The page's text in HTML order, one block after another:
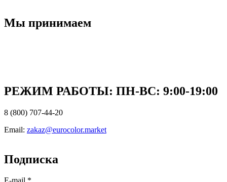
Мы принимаем
РЕЖИМ РАБОТЫ: ПН-ВC: 9:00-19:00
8 (800) 707-44-20
Email: zakaz@eurocolor.market
Подписка